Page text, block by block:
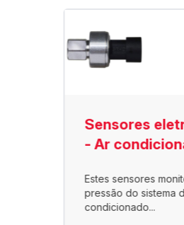
Sensores
- Ar
Estes sensores
pressão do sistema
condicionado...